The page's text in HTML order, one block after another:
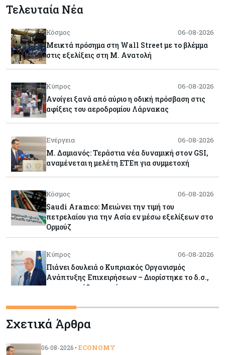
Τελευταία Νέα
Κόσμος 06-08-2026
Μεικτά πρόσημα στη Wall Street με το βλέμμα
στις εξελίξεις στη Μ. Ανατολή
Κύπρος 06-08-2026
Ανοίγει ξανά από αύριο η οδική πρόσβαση στις
αφίξεις του αεροδρομίου Λάρνακας
Ενέργεια 06-08-2026
Μ. Δαμιανός: Τεράστια νέα δυναμική στον GSI,
αναμένεται η μελέτη ΕΤΕπ για συμμετοχή
Κόσμος 06-08-2026
Saudi Aramco: Μειώνει την τιμή του
πετρελαίου για την Ασία εν μέσω εξελίξεων στο
Ορμούζ
Κύπρος 06-08-2026
Πιάνει δουλειά ο Κυπριακός Οργανισμός
Ανάπτυξης Επιχειρήσεων – Διορίστηκε το δ.σ.,
ενεργοποιήθηκε ο νόμος
Warner Bros: "Φρένο" στα έσοδα εξαιτίας των
απουσίας του NBA
Σχετικά Άρθρα
06-08-2026 • ECONOMY